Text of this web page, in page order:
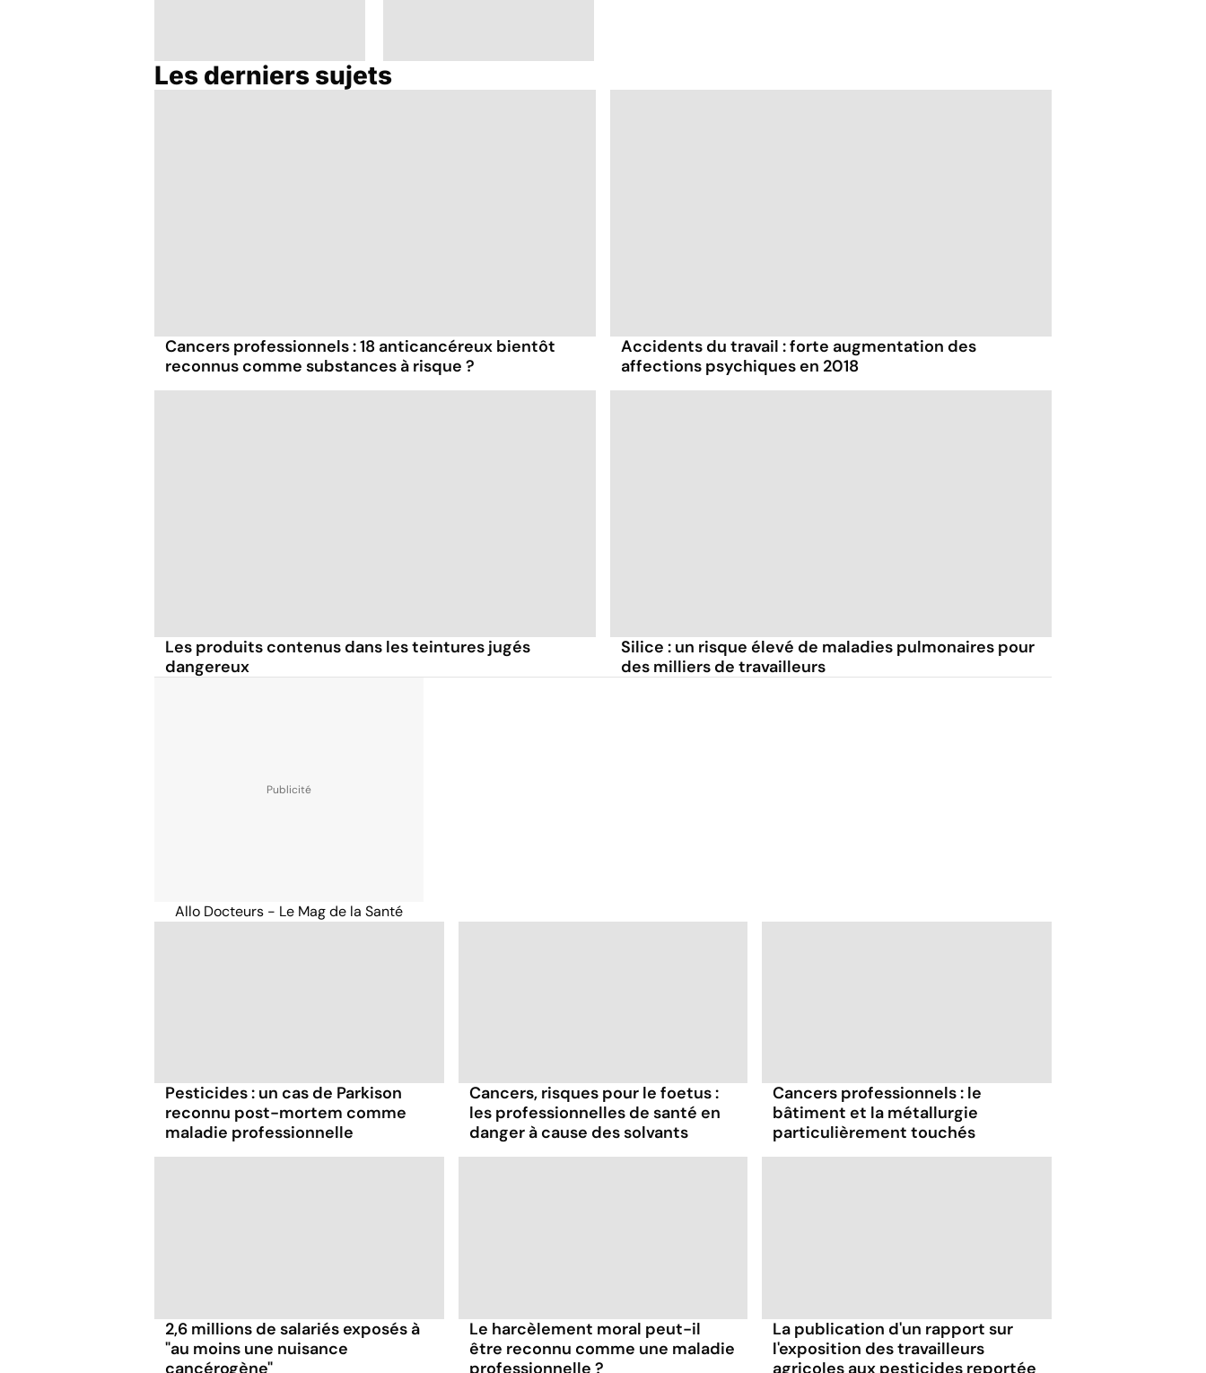
TMS, la douleur du
Pesticides : retour au
Les derniers sujets
Cancers professionnels : 18 anticancéreux bientôt
reconnus comme substances à risque ?
Accidents du travail : forte augmentation des
affections psychiques en 2018
Les produits contenus dans les teintures jugés
dangereux
Silice : un risque élevé de maladies pulmonaires pour
des milliers de travailleurs
Allo Docteurs - Le Mag de la Santé
Pesticides : un cas de Parkison
reconnu post-mortem comme
maladie professionnelle
Cancers, risques pour le foetus :
les professionnelles de santé en
danger à cause des solvants
Cancers professionnels : le
bâtiment et la métallurgie
particulièrement touchés
2,6 millions de salariés exposés à
"au moins une nuisance
cancérogène"
Le harcèlement moral peut-il
être reconnu comme une maladie
professionnelle ?
La publication d'un rapport sur
l'exposition des travailleurs
agricoles aux pesticides reportée